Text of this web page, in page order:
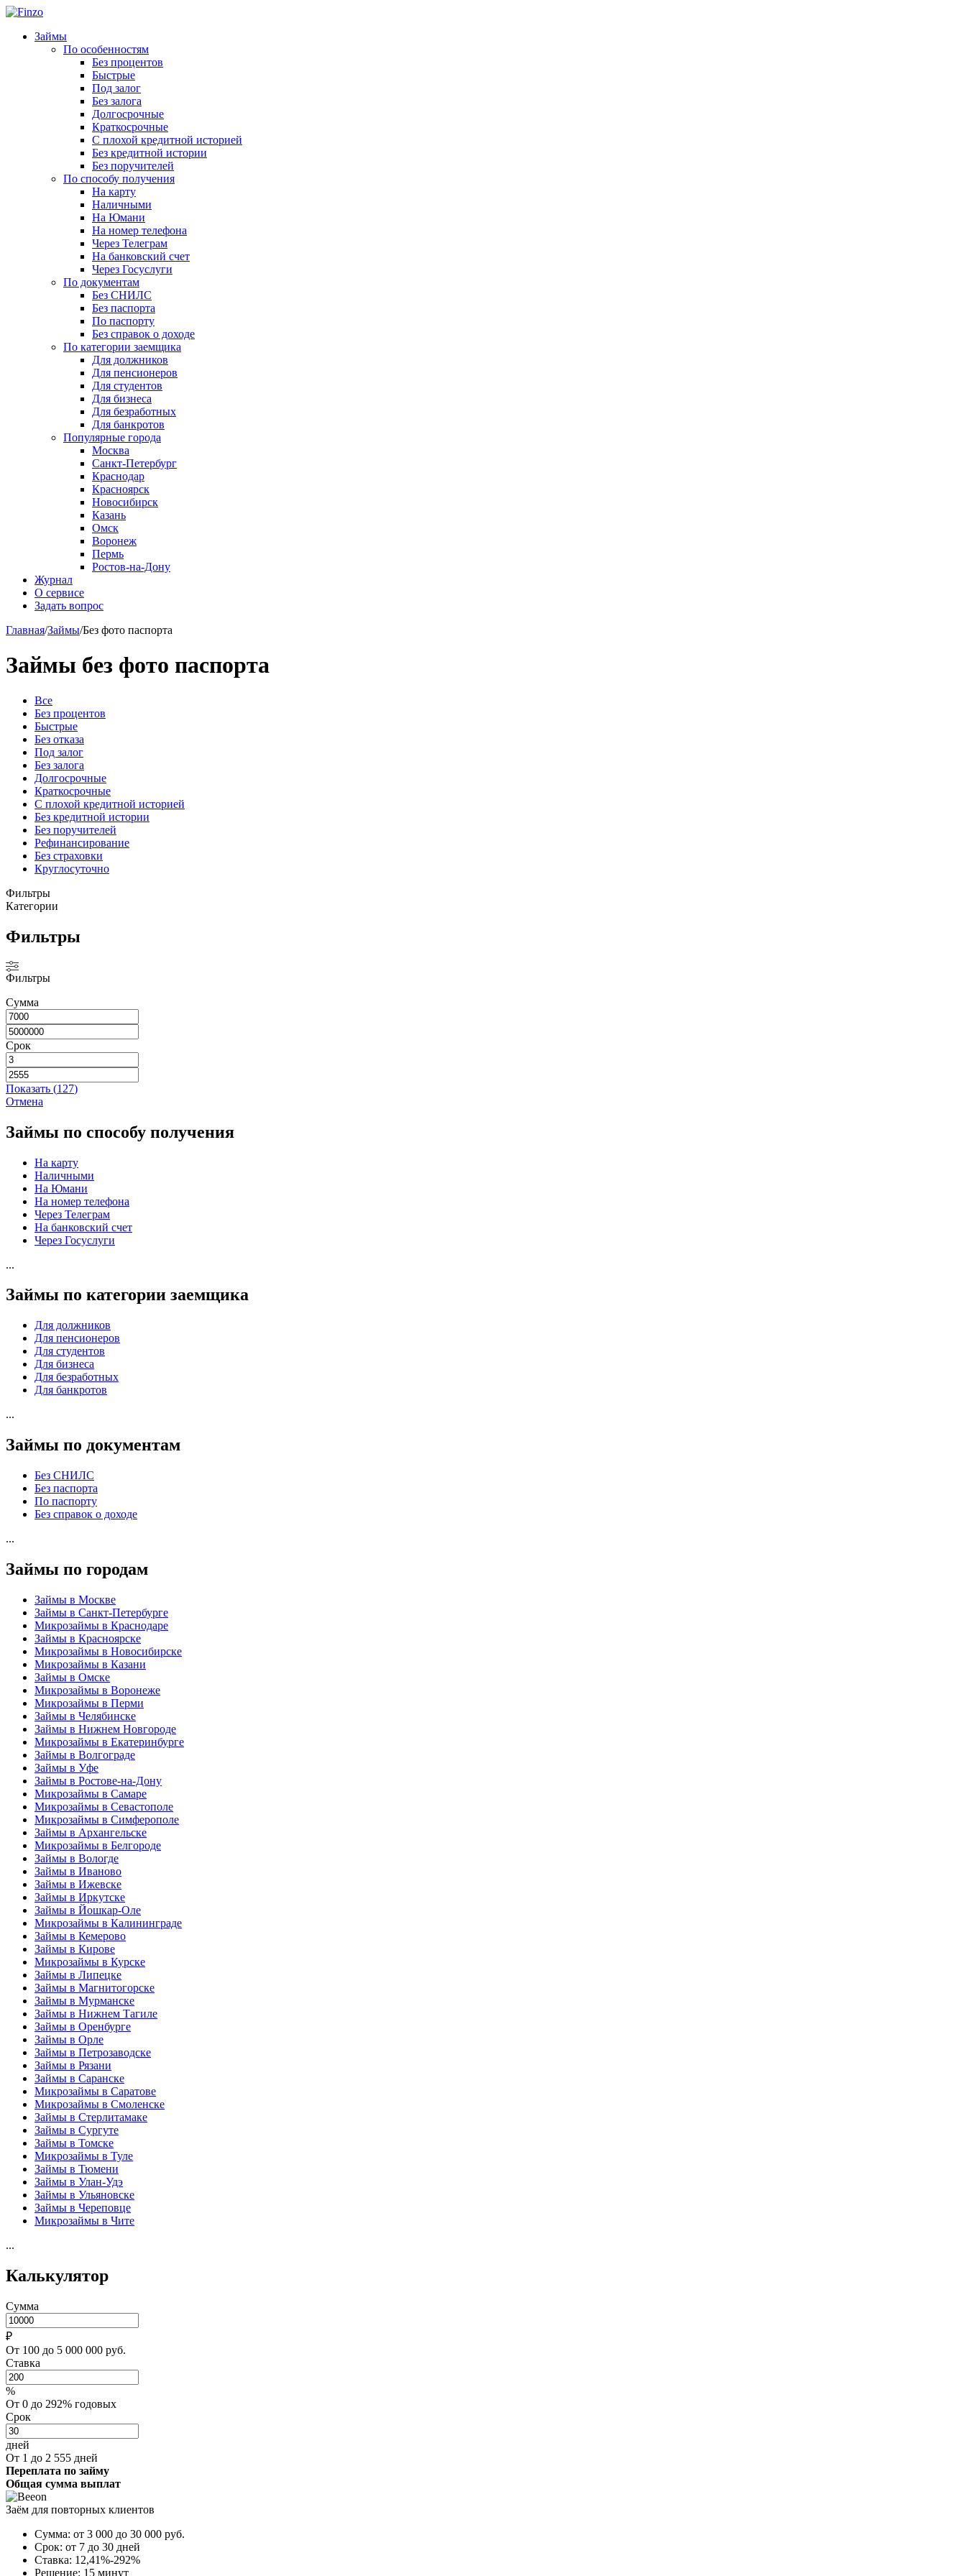
Займы
По особенностям
Без процентов
Быстрые
Под залог
Без залога
Долгосрочные
Краткосрочные
С плохой кредитной историей
Без кредитной истории
Без поручителей
По способу получения
На карту
Наличными
На Юмани
На номер телефона
Через Телеграм
На банковский счет
Через Госуслуги
По документам
Без СНИЛС
Без паспорта
По паспорту
Без справок о доходе
По категории заемщика
Для должников
Для пенсионеров
Для студентов
Для бизнеса
Для безработных
Для банкротов
Популярные города
Москва
Санкт-Петербург
Краснодар
Красноярск
Новосибирск
Казань
Омск
Воронеж
Пермь
Ростов-на-Дону
Журнал
О сервисе
Задать вопрос
Главная/Займы/Без фото паспорта
Займы без фото паспорта
Все
Без процентов
Быстрые
Без отказа
Под залог
Без залога
Долгосрочные
Краткосрочные
С плохой кредитной историей
Без кредитной истории
Без поручителей
Рефинансирование
Без страховки
Круглосуточно
Фильтры
Категории
Фильтры
Фильтры
Сумма
Срок
Показать (127)
Отмена
Займы по способу получения
На карту
Наличными
На Юмани
На номер телефона
Через Телеграм
На банковский счет
Через Госуслуги
...
Займы по категории заемщика
Для должников
Для пенсионеров
Для студентов
Для бизнеса
Для безработных
Для банкротов
...
Займы по документам
Без СНИЛС
Без паспорта
По паспорту
Без справок о доходе
...
Займы по городам
Займы в Москве
Займы в Санкт-Петербурге
Микрозаймы в Краснодаре
Займы в Красноярске
Микрозаймы в Новосибирске
Микрозаймы в Казани
Займы в Омске
Микрозаймы в Воронеже
Микрозаймы в Перми
Займы в Челябинске
Займы в Нижнем Новгороде
Микрозаймы в Екатеринбурге
Займы в Волгограде
Займы в Уфе
Займы в Ростове-на-Дону
Микрозаймы в Самаре
Микрозаймы в Севастополе
Микрозаймы в Симферополе
Займы в Архангельске
Микрозаймы в Белгороде
Займы в Вологде
Займы в Иваново
Займы в Ижевске
Займы в Иркутске
Займы в Йошкар-Оле
Микрозаймы в Калининграде
Займы в Кемерово
Займы в Кирове
Микрозаймы в Курске
Займы в Липецке
Займы в Магнитогорске
Займы в Мурманске
Займы в Нижнем Тагиле
Займы в Оренбурге
Займы в Орле
Займы в Петрозаводске
Займы в Рязани
Займы в Саранске
Микрозаймы в Саратове
Микрозаймы в Смоленске
Займы в Стерлитамаке
Займы в Сургуте
Займы в Томске
Микрозаймы в Туле
Займы в Тюмени
Займы в Улан-Удэ
Займы в Ульяновске
Займы в Череповце
Микрозаймы в Чите
...
Калькулятор
Сумма
₽
От 100 до 5 000 000 руб.
Ставка
%
От 0 до 292% годовых
Срок
дней
От 1 до 2 555 дней
Переплата по займу
Общая сумма выплат
Заём для повторных клиентов
Сумма: от 3 000 до 30 000 руб.
Срок: от 7 до 30 дней
Ставка: 12,41%-292%
Решение: 15 минут